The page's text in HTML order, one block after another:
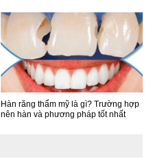
Hàn răng thẩm mỹ là gì? Trường hợp
nên hàn và phương pháp tốt nhất